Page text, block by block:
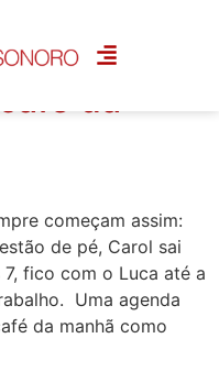
da
começam assim:
de pé, Carol sai
fico com o Luca até a
Uma agenda
da manhã como